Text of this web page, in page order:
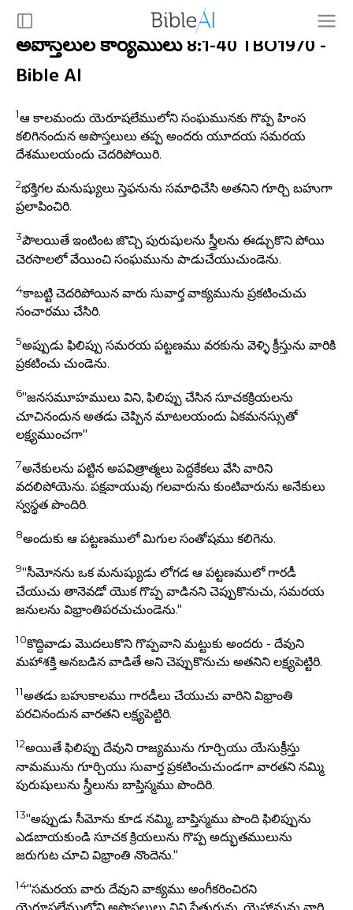
అపొస్తలుల కార్యములు 8:1-40 TBO1970 -
Bible AI
1ఆ కాలమందు యెరూషలేములోని సంఘమునకు గొప్ప హింస
కలిగినందున అపొస్తలులు తప్ప అందరు యూదయ సమరయ
దేశములయందు చెదరిపోయిరి.
2భక్తిగల మనుష్యులు స్తెఫనును సమాధిచేసి అతనిని గూర్చి బహుగా
ప్రలాపించిరి.
3పౌలయితే ఇంటింట జొచ్చి పురుషులను స్త్రీలను ఈడ్చుకొని పోయి
చెరసాలలో వేయించి సంఘమును పాడుచేయుచుండెను.
4కాబట్టి చెదరిపోయిన వారు సువార్త వాక్యమును ప్రకటించుచు
సంచారము చేసిరి.
5అప్పుడు ఫిలిప్పు సమరయ పట్టణము వరకును వెళ్ళి క్రీస్తును వారికి
ప్రకటించు చుండెను.
6"జనసమూహములు విని, ఫిలిప్పు చేసిన సూచకక్రియలను
చూచినందున అతడు చెప్పిన మాటలయందు ఏకమనస్సుతో
లక్ష్యముంచగా"
7అనేకులను పట్టిన అపవిత్రాత్మలు పెద్దకేకలు వేసి వారిని
వదలిపోయెను. పక్షవాయువు గలవారును కుంటివారును అనేకులు
స్వస్థత పొందిరి.
8అందుకు ఆ పట్టణములో మిగుల సంతోషము కలిగెను.
9"సీమోనను ఒక మనుష్యుడు లోగడ ఆ పట్టణములో గారడీ
చేయుచు తానెవడో యొక గొప్ప వాడినని చెప్పుకొనుచు, సమరయ
జనులను విభ్రాంతిపరచుచుండెను."
10కొద్దివాడు మొదలుకొని గొప్పవాని మట్టుకు అందరు - దేవుని
మహాశక్తి అనబడిన వాడితే అని చెప్పుకొనుచు అతనిని లక్ష్యపెట్టిరి.
11అతడు బహుకాలము గారడీలు చేయుచు వారిని విభ్రాంతి
పరచినందున వారతని లక్ష్యపెట్టిరి.
12అయితే ఫిలిప్పు దేవుని రాజ్యమును గూర్చియు యేసుక్రీస్తు
నామమును గూర్చియు సువార్త ప్రకటించుచుండగా వారతని నమ్మి
పురుషులును స్త్రీలును బాప్తిస్మము పొందిరి.
13"అప్పుడు సీమోను కూడ నమ్మి, బాప్తిస్మము పొంది ఫిలిప్పును
ఎడబాయకుండి సూచక క్రియలును గొప్ప అద్భుతములును
జరుగుట చూచి విభ్రాంతి నొందెను."
14"సమరయ వారు దేవుని వాక్యము అంగీకరించిరని